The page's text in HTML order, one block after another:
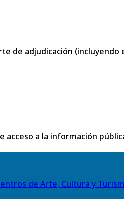
de adjudicación
acceso a la información
de Arte, Cultura y